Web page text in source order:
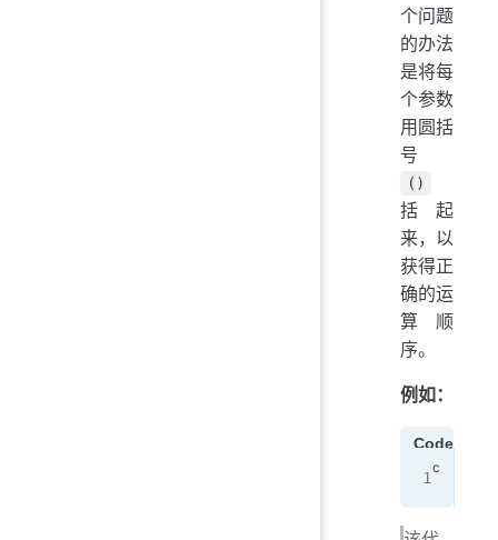
个问题
的办法
是将每
个参数
用圆括
号
()
括起
来，以
获得正
确的运
算顺
序。
例如：
Code1